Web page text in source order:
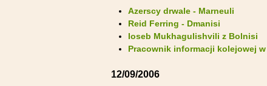
Azerscy drwale - Marneuli
Reid Ferring - Dmanisi
Ioseb Mukhagulishvili z Bolnisi
Pracownik informacji kolejowej
12/09/2006